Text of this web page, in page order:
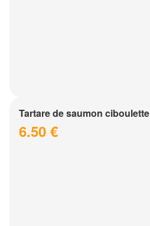
Tartare de saumon ciboulette
6.50 €